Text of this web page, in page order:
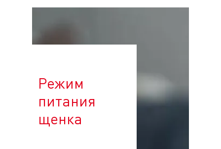
Режим
питания
щенка